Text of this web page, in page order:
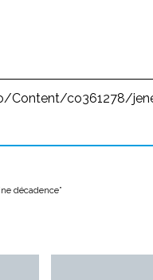
co361278/
décadence”